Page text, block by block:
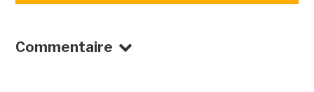
Commentaire